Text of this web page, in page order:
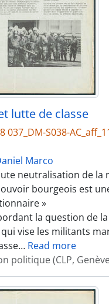
lutte de classe
037_DM-S038-
Marco
neutralisation de la
bourgeois est
»
la question de
vise les militants
… Read more
politique (CLP,